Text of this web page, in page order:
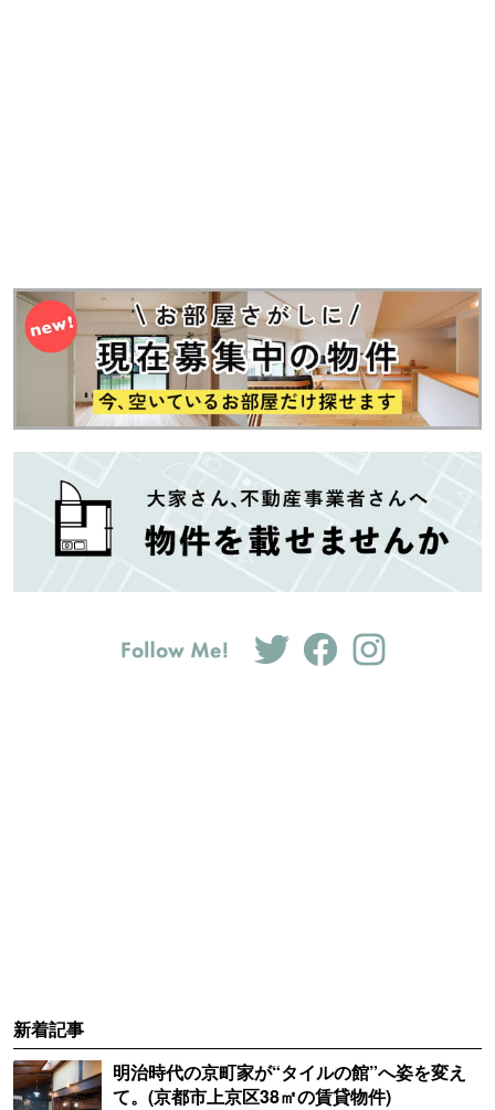
新着記事
明治時代の京町家が“タイルの館”へ姿を変え
て。(京都市上京区38㎡の賃貸物件)